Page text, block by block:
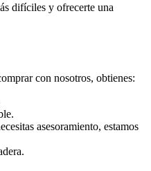
difíciles y ofrecerte una
con nosotros, obtienes:
asesoramiento, estamos